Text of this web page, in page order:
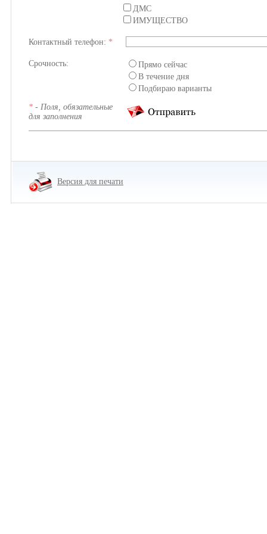
ДМС
ИМУЩЕСТВО
Контактный телефон: *
Срочность:
Прямо сейчас
В течение дня
Подбираю варианты
* - Поля, обязательные
для заполнения
Версия для печати